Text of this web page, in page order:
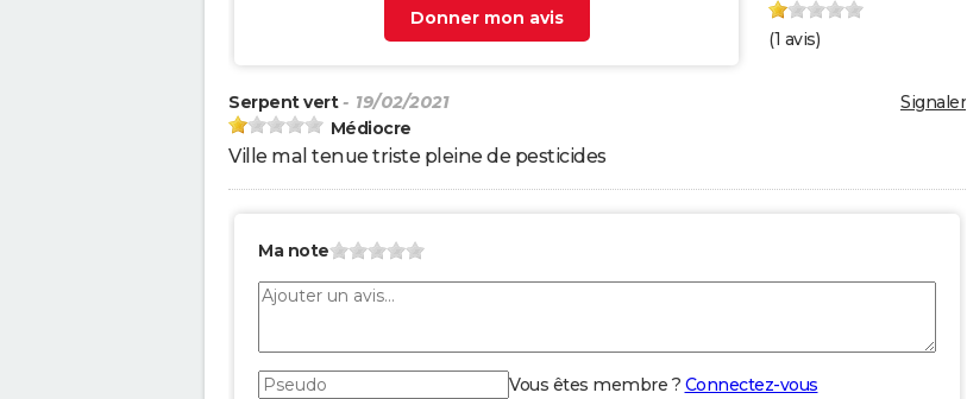
Donner mon avis
(1 avis)
Signaler
Serpent vert- 19/02/2021
Médiocre
Ville mal tenue triste pleine de pesticides
Ma note
Vous êtes membre ? Connectez-vous